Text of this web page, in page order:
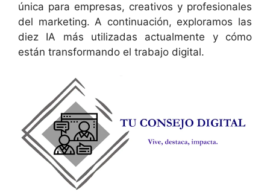
única para empresas, creativos y profesionales
del marketing. A continuación, exploramos las
diez IA más utilizadas actualmente y cómo
están transformando el trabajo digital.